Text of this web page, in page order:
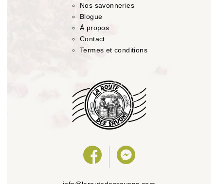
Nos savonneries
Blogue
À propos
Contact
Termes et conditions